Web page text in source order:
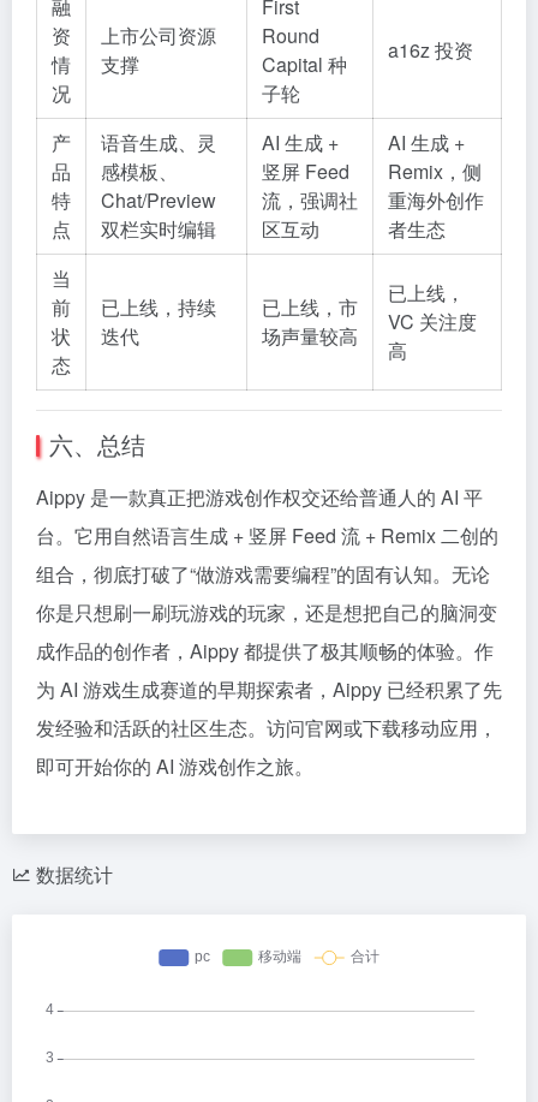
融
资
情
况
上市公司资源
支撑
First
Round
Capital 种
子轮
a16z 投资
产
品
特
点
语音生成、灵
感模板、
Chat/Preview
双栏实时编辑
AI 生成 +
竖屏 Feed
流，强调社
区互动
AI 生成 +
Remix，侧
重海外创作
者生态
当
前
状
态
已上线，持续
迭代
已上线，市
场声量较高
已上线，
VC 关注度
高
六、总结
Aippy 是一款真正把游戏创作权交还给普通人的 AI 平
台。它用自然语言生成 + 竖屏 Feed 流 + Remix 二创的
组合，彻底打破了“做游戏需要编程”的固有认知。无论
你是只想刷一刷玩游戏的玩家，还是想把自己的脑洞变
成作品的创作者，Aippy 都提供了极其顺畅的体验。作
为 AI 游戏生成赛道的早期探索者，Aippy 已经积累了先
发经验和活跃的社区生态。访问官网或下载移动应用，
即可开始你的 AI 游戏创作之旅。
数据统计